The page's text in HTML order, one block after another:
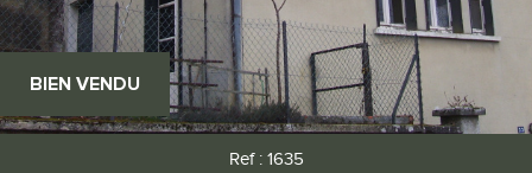
BIEN VENDU
Ref : 1635